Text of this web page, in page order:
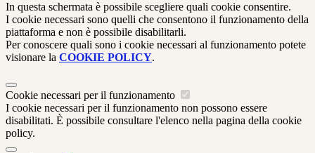
In questa schermata è possibile scegliere quali cookie consentire.
I cookie necessari sono quelli che consentono il funzionamento della
piattaforma e non è possibile disabilitarli.
Per conoscere quali sono i cookie necessari al funzionamento potete
visionare la COOKIE POLICY.
Cookie necessari per il funzionamento
I cookie necessari per il funzionamento non possono essere
disabilitati. È possibile consultare l'elenco nella pagina della cookie
policy.